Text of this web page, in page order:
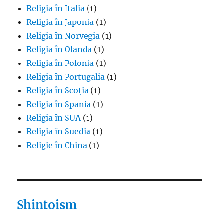
Religia în Italia (1)
Religia în Japonia (1)
Religia în Norvegia (1)
Religia în Olanda (1)
Religia în Polonia (1)
Religia în Portugalia (1)
Religia în Scoția (1)
Religia în Spania (1)
Religia în SUA (1)
Religia în Suedia (1)
Religie în China (1)
Shintoism